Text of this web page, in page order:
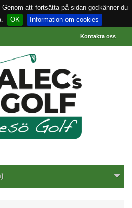
att fortsätta på sidan godkänner du
OK Information om cookies
Kontakta oss